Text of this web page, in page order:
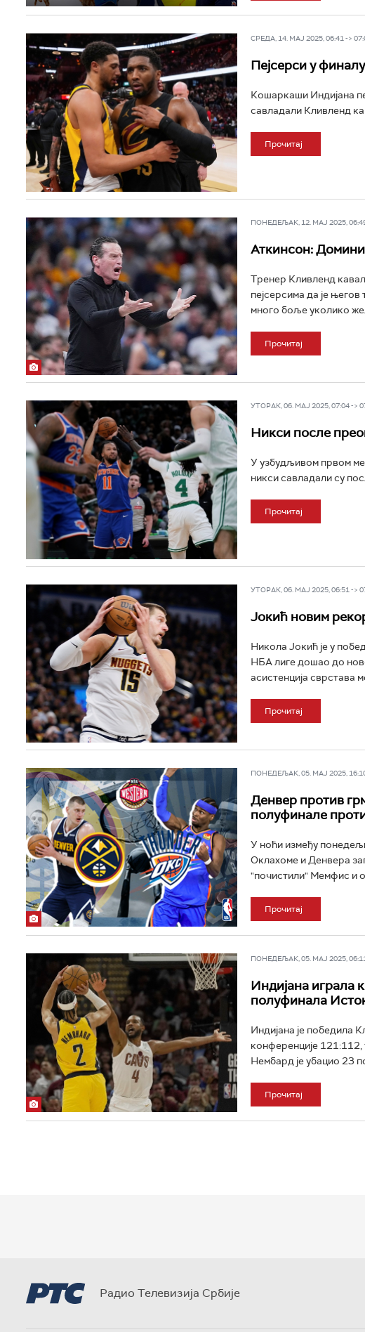
СРЕДА, 14. МАЈ 2025, 06:41 ->
Пејсерси у
Кошаркаши Индијана
савладали Кливленд
Прочитај
ПОНЕДЕЉАК, 12. МАЈ 2025,
Аткинсон:
Тренер Кливленд
пејсерсима да је
много боље уколико
Прочитај
УТОРАК, 06. МАЈ 2025, 07:04 ->
Никси после
У узбудљивом првом
никси савладали су
Прочитај
УТОРАК, 06. МАЈ 2025, 06:51 ->
Јокић новим
Никола Јокић је у
НБА лиге дошао до
асистенција сврстава
Прочитај
ПОНЕДЕЉАК, 05. МАЈ 2025,
Денвер против
полуфинале
У ноћи између
Оклахоме и Денвера
"почистили" Мемфис и
Прочитај
ПОНЕДЕЉАК, 05. МАЈ 2025,
Индијана играла
полуфинала
Индијана је победила
конференције 121:112,
Нембард је убацио 23
Прочитај
Радио Телевизија Србије